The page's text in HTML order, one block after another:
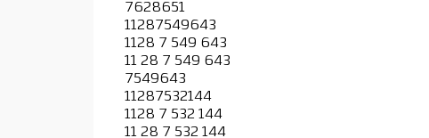
7628651
11287549643
1128 7 549 643
11 28 7 549 643
7549643
11287532144
1128 7 532 144
11 28 7 532 144